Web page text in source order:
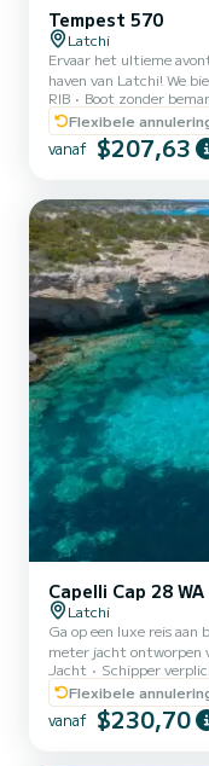
Tempest 570
Latchi
Ervaar het ultieme
haven van Latchi! We
speedboten, volledig
essentiële
of ontspanning, onze
onvergetelijke dag op
het beste bij uw
Tempe...
RIB Boot zonder
Flexibele
vanaf $207,63
Capelli Cap 28 WA
Latchi
Ga op een luxe reis aan
meter jacht ontworpen
Ontdek de
all-inclusive luxe
brandstof, frisdranken,
perfecte dag op zee.
Jacht Schipper
Flexibele
vanaf $230,70